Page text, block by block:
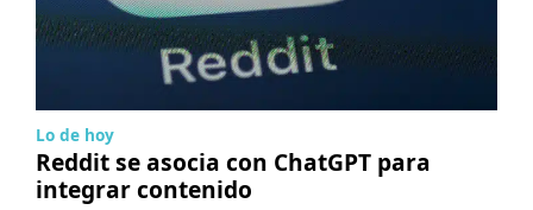
Lo de hoy
Reddit se asocia con ChatGPT para
integrar contenido